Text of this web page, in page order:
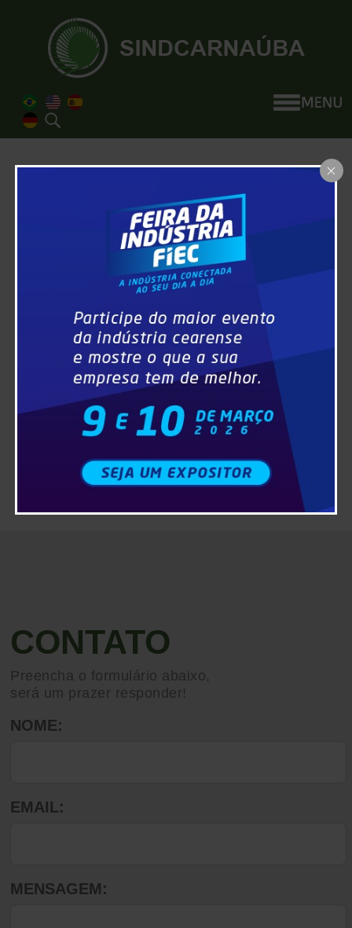
CONTATO
Preencha o formulário abaixo,
será um prazer responder!
NOME:
EMAIL:
MENSAGEM: